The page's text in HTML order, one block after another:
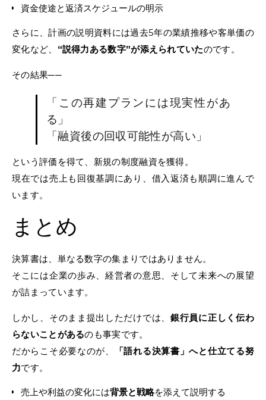
資金使途と返済スケジュールの明示
さらに、計画の説明資料には過去5年の業績推移や客単価の
変化など、 “説得力ある数字”が添えられていたのです。
その結果──
「この再建プランには現実性があ
る」
「融資後の回収可能性が高い」
という評価を得て、新規の制度融資を獲得。
現在では売上も回復基調にあり、借入返済も順調に進んで
います。
まとめ
決算書は、単なる数字の集まりではありません。
そこには企業の歩み、経営者の意思、そして未来への展望
が詰まっています。
しかし、そのまま提出しただけでは、銀行員に正しく伝わ
らないことがあるのも事実です。
だからこそ必要なのが、
「語れる決算書」へと仕立てる努
力です。
売上や利益の変化には背景と戦略を添えて説明する